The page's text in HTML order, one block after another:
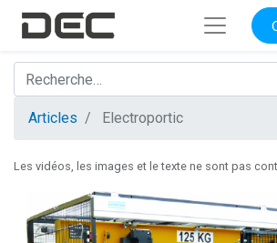
Articles Electroportic
Les vidéos, les images et le texte ne sont pas